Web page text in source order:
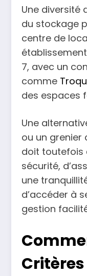
Une diversité
du stockage
centre de
7, avec un
comme
des espaces
Une
ou un grenier
doit toutefois
sécurité,
une
d’accéder à
gestion